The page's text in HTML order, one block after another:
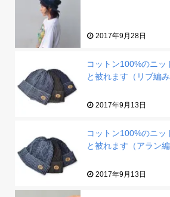
2017年9月28日
コットン100%のニッ
と被れます（リブ編み
2017年9月13日
コットン100%のニッ
と被れます（アラン編
2017年9月13日